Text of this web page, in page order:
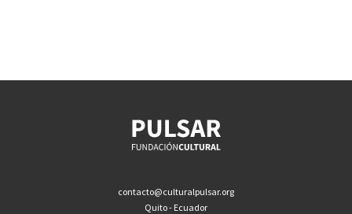
contacto@culturalpulsar.org
Quito - Ecuador